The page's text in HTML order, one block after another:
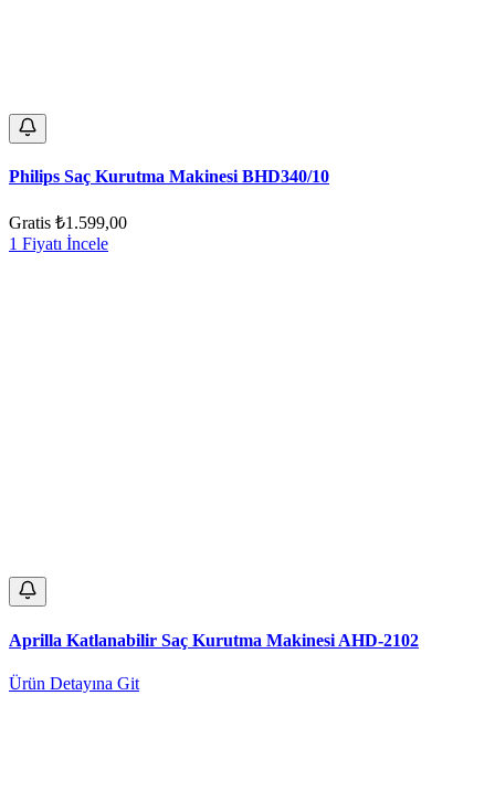
Philips Saç Kurutma Makinesi BHD340/10
Gratis ₺1.599,00
1 Fiyatı İncele
Aprilla Katlanabilir Saç Kurutma Makinesi AHD-2102
Ürün Detayına Git